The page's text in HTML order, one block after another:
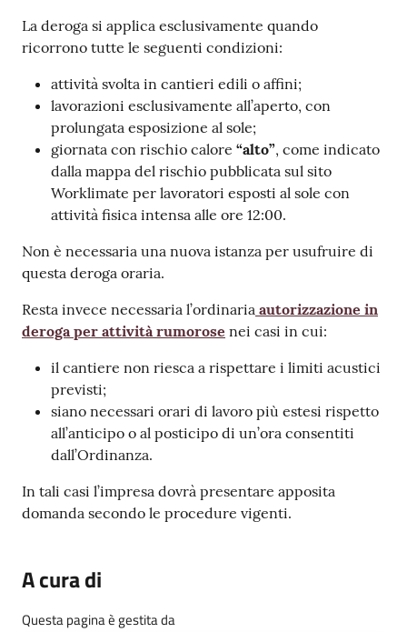
La deroga si applica esclusivamente quando
ricorrono tutte le seguenti condizioni:
attività svolta in cantieri edili o affini;
lavorazioni esclusivamente all’aperto, con
prolungata esposizione al sole;
giornata con rischio calore “alto”, come indicato
dalla mappa del rischio pubblicata sul sito
Worklimate per lavoratori esposti al sole con
attività fisica intensa alle ore 12:00.
Non è necessaria una nuova istanza per usufruire di
questa deroga oraria.
Resta invece necessaria l’ordinaria autorizzazione in
deroga per attività rumorose nei casi in cui:
il cantiere non riesca a rispettare i limiti acustici
previsti;
siano necessari orari di lavoro più estesi rispetto
all’anticipo o al posticipo di un’ora consentiti
dall’Ordinanza.
In tali casi l’impresa dovrà presentare apposita
domanda secondo le procedure vigenti.
A cura di
Questa pagina è gestita da